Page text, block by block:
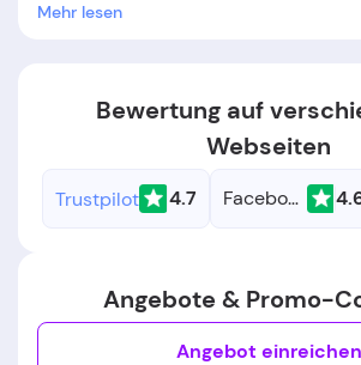
Mehr lesen
Bewertung auf
Webseiten
Trustpilot 4.7 Facebook
Angebote & Promo-
Angebot einreichen